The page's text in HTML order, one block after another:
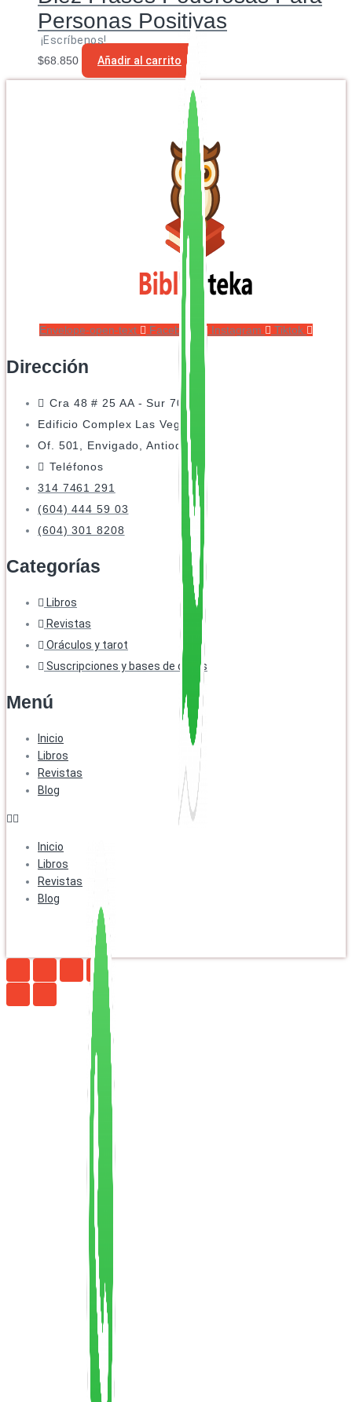
Personas Positivas
$68.850 Añadir al carrito
Envelope-open-text Facebook Instagram Tiktok
Dirección
Cra 48 # 25 AA - Sur 70
Edificio Complex Las Vegas
Of. 501, Envigado, Antioquia
Teléfonos
314 7461 291
(604) 444 59 03
(604) 301 8208
Categorías
Libros
Revistas
Oráculos y tarot
Suscripciones y bases de datos
Menú
Inicio
Libros
Revistas
Blog
Inicio
Libros
Revistas
Blog
¡Escríbenos!